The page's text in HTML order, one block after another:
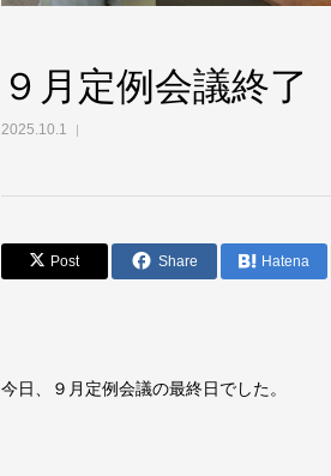
９月定例会議終了
2025.10.1
Post Share Hatena
今日、９月定例会議の最終日でした。